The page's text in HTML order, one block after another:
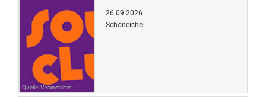
Quelle: Veranstalter
26.09.2026
Schöneiche